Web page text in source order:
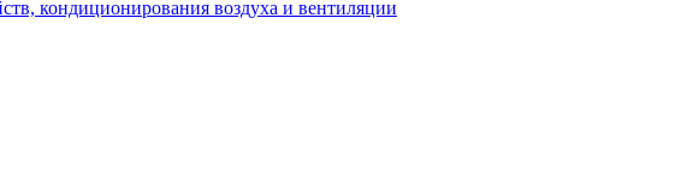
кондиционирования воздуха и вентиляции